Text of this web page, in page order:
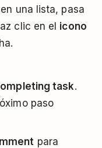
una lista, pasa
clic en el icono
task.
paso
para